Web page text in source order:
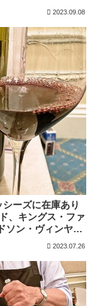
2023.09.08
ーズに在庫あり
、キングス・ファ
ソン・ヴィンヤー
2023.07.26